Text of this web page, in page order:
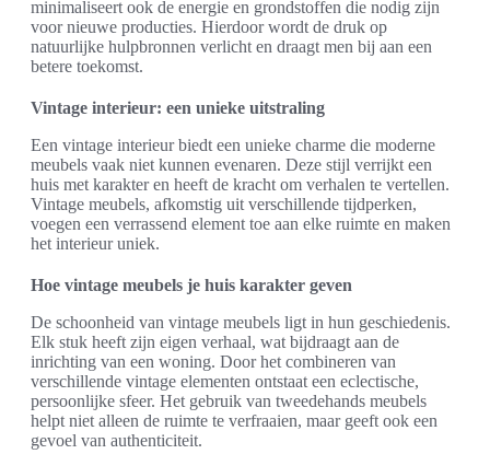
minimaliseert ook de energie en grondstoffen die nodig zijn
voor nieuwe producties. Hierdoor wordt de druk op
natuurlijke hulpbronnen verlicht en draagt men bij aan een
betere toekomst.
Vintage interieur: een unieke uitstraling
Een vintage interieur biedt een unieke charme die moderne
meubels vaak niet kunnen evenaren. Deze stijl verrijkt een
huis met karakter en heeft de kracht om verhalen te vertellen.
Vintage meubels, afkomstig uit verschillende tijdperken,
voegen een verrassend element toe aan elke ruimte en maken
het interieur uniek.
Hoe vintage meubels je huis karakter geven
De schoonheid van vintage meubels ligt in hun geschiedenis.
Elk stuk heeft zijn eigen verhaal, wat bijdraagt aan de
inrichting van een woning. Door het combineren van
verschillende vintage elementen ontstaat een eclectische,
persoonlijke sfeer. Het gebruik van tweedehands meubels
helpt niet alleen de ruimte te verfraaien, maar geeft ook een
gevoel van authenticiteit.